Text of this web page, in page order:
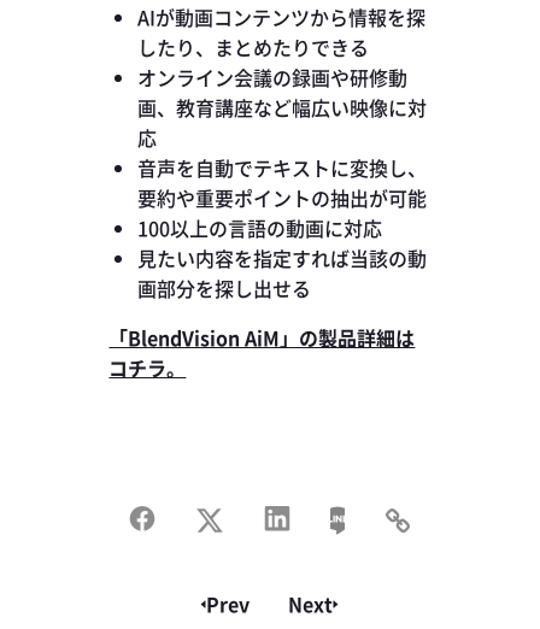
AIが動画コンテンツから情報を探
したり、まとめたりできる
オンライン会議の録画や研修動
画、教育講座など幅広い映像に対
応
音声を自動でテキストに変換し、
要約や重要ポイントの抽出が可能
100以上の言語の動画に対応
見たい内容を指定すれば当該の動
画部分を探し出せる
「BlendVision AiM」の製品詳細は
コチラ。
Prev
Next